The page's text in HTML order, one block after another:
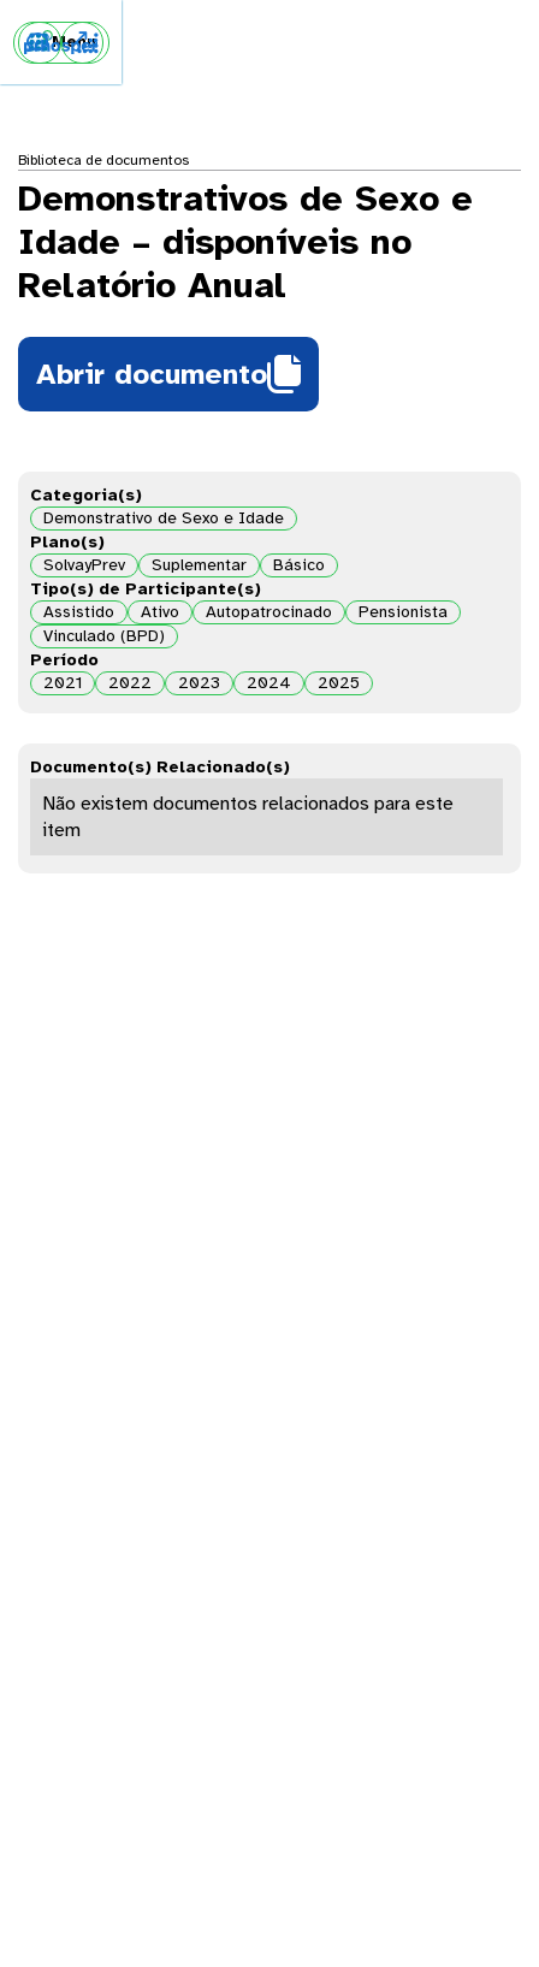
Menu
 
Biblioteca de documentos
Demonstrativos de Sexo e
Idade – disponíveis no
Relatório Anual
Abrir documento
Categoria(s)
Demonstrativo de Sexo e Idade
Plano(s)
SolvayPrev
Suplementar
Básico
Tipo(s) de Participante(s)
Assistido
Ativo Autopatrocinado
Pensionista
Vinculado (BPD)
Período
2021
2022 2023 2024 2025
Documento(s) Relacionado(s)
Não existem documentos relacionados para este
item